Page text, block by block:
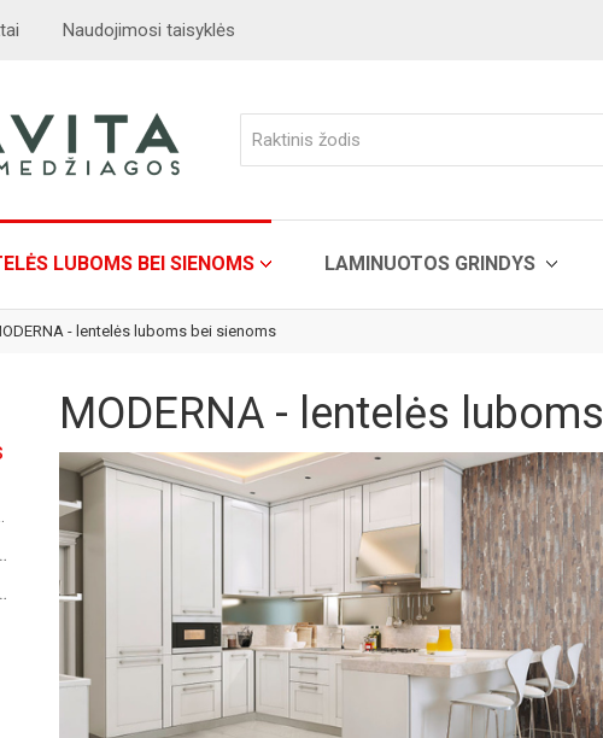
Naudojimosi taisyklės
LUBOMS BEI SIENOMS LAMINUOTOS GRINDYS
- lentelės luboms bei sienoms
MODERNA - lentelės
sienoms (
luboms (